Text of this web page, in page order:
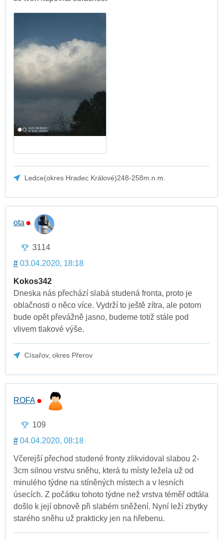
Ledce(okres Hradec Králové)248-258m.n.m.
ota
3114
# 03.04.2020, 18:18
Kokos342
Dneska nás přechází slabá studená fronta, proto je
oblačnosti o něco více. Vydrží to ještě zítra, ale potom
bude opět převážně jasno, budeme totiž stále pod
vlivem tlakové výše.
Císařov, okres Přerov
ROFA
109
# 04.04.2020, 08:18
Včerejší přechod studené fronty zlikvidoval slabou 2-
3cm silnou vrstvu sněhu, která tu místy ležela už od
minulého týdne na stíněných místech a v lesních
úsecích. Z počátku tohoto týdne než vrstva téměř odtála
došlo k její obnově při slabém sněžení. Nyní leží zbytky
starého sněhu už prakticky jen na hřebenu.